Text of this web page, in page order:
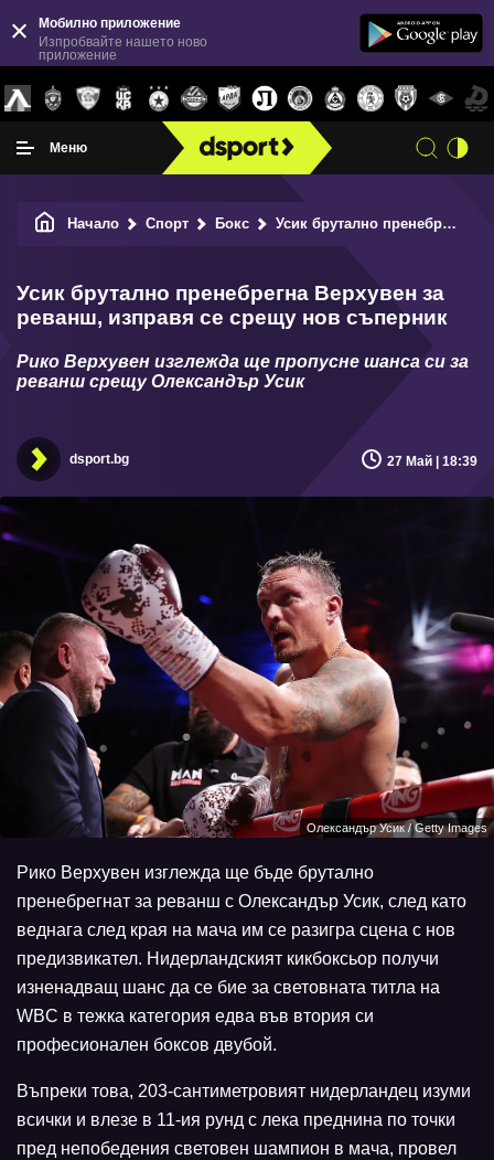
Мобилно приложение
Изпробвайте нашето ново
приложение
Меню
Начало Спорт Бокс Усик брутално пренебрегна Верхувен за реванш, изправя се срещу нов съперник
Усик брутално пренебрегна Верхувен за
реванш, изправя се срещу нов съперник
Рико Верхувен изглежда ще пропусне шанса си за
реванш срещу Олександър Усик
dsport.bg 27 Май | 18:39
Олександър Усик / Getty Images
Рико Верхувен изглежда ще бъде брутално
пренебрегнат за реванш с Олександър Усик, след като
веднага след края на мача им се разигра сцена с нов
предизвикател. Нидерландският кикбоксьор получи
изненадващ шанс да се бие за световната титла на
WBC в тежка категория едва във втория си
професионален боксов двубой.
Въпреки това, 203-сантиметровият нидерландец изуми
всички и влезе в 11-ия рунд с лека преднина по точки
пред непобедения световен шампион в мача, провел